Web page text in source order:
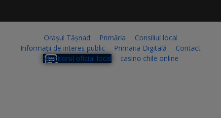
Orașul Tășnad Primăria
Consiliul local
Informații de interes public
Primaria Digitală
Contact
Monitorul oficial local
casino chile online